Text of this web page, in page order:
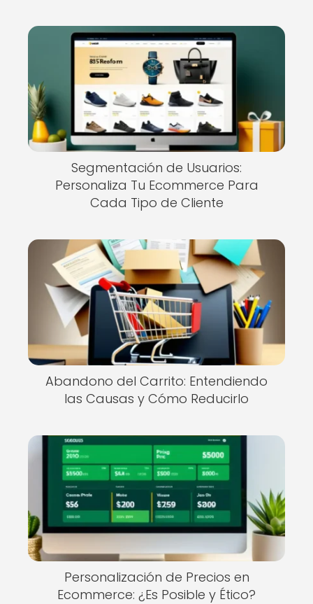
Segmentación de Usuarios:
Personaliza Tu Ecommerce Para
Cada Tipo de Cliente
Abandono del Carrito: Entendiendo
las Causas y Cómo Reducirlo
Personalización de Precios en
Ecommerce: ¿Es Posible y Ético?